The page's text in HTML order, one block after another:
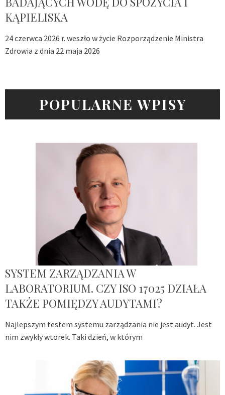
KĄPIELISKA
24 czerwca 2026 r. weszło w życie Rozporządzenie Ministra
Zdrowia z dnia 22 maja 2026
POPULARNE WPISY
SYSTEM ZARZĄDZANIA W
LABORATORIUM. CZY ISO 17025 DZIAŁA
TAKŻE POMIĘDZY AUDYTAMI?
Najlepszym testem systemu zarządzania nie jest audyt. Jest
nim zwykły wtorek. Taki dzień, w którym